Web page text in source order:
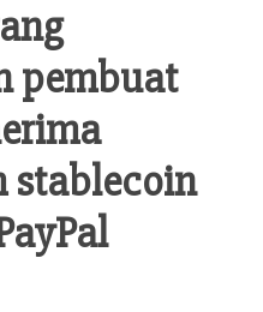
pembuat
stablecoin